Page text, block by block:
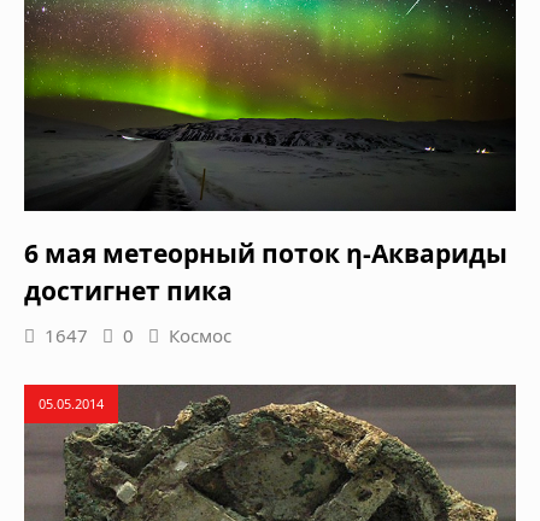
6 мая метеорный поток η-Аквариды
достигнет пика
1647 0 Космос
05.05.2014